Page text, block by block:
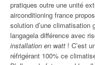
pratiques outre une unité
airconditioning france
solution d’une climatisation
langagela différence avec
installation en watt ! C’est
réfrigérant 100% ce